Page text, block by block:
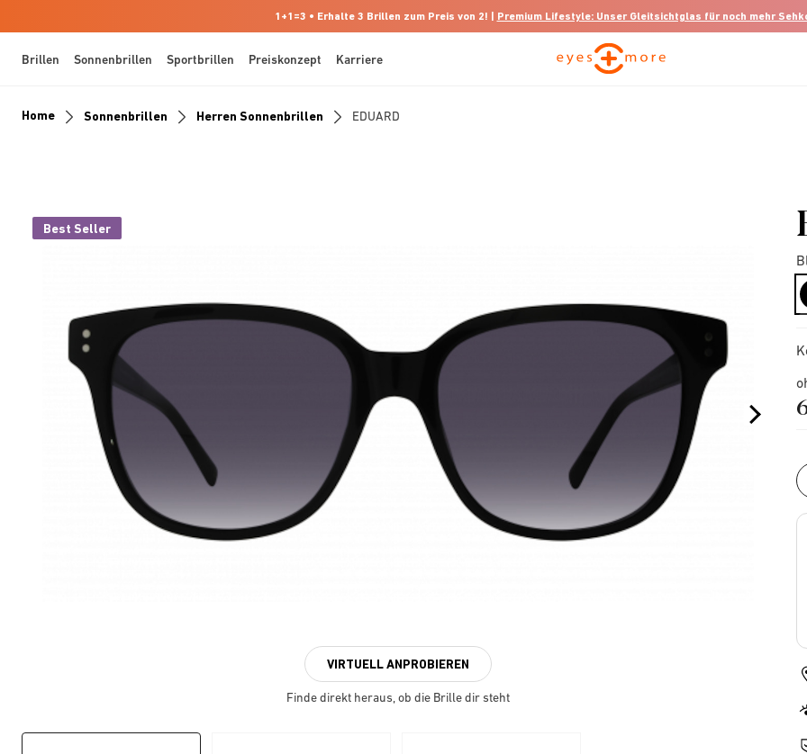
1+1=3 • Erhalte 3 Brillen zum Preis von 2! | Premium Lifestyle: Unser Gleitsichtglas für noch mehr
Brillen Sonnenbrillen Sportbrillen Preiskonzept Karriere
Home Sonnenbrillen Herren Sonnenbrillen EDUARD
Best Seller
VIRTUELL ANPROBIEREN
Finde direkt heraus, ob die Brille dir steht